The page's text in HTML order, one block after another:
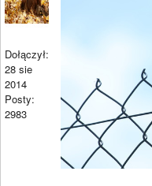
Dołączył:
28 sie
2014
Posty:
2983